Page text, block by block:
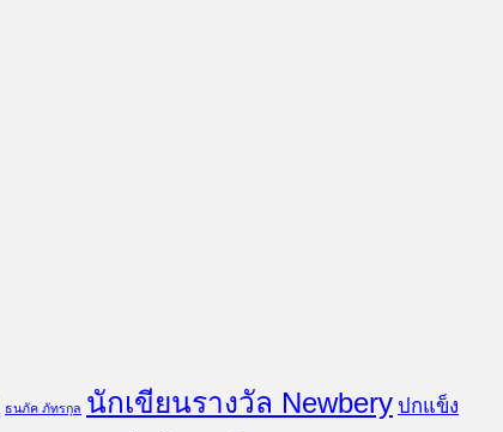
ธนภัค ภัทรกุล นักเขียนรางวัล Newbery ปกแข็ง